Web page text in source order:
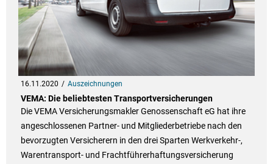
16.11.2020 Auszeichnungen
VEMA: Die beliebtesten Transportversicherungen
Die VEMA Versicherungsmakler Genossenschaft eG hat ihre
angeschlossenen Partner- und Mitgliederbetriebe nach den
bevorzugten Versicherern in den drei Sparten Werkverkehr-,
Warentransport- und Frachtführerhaftungsversicherung